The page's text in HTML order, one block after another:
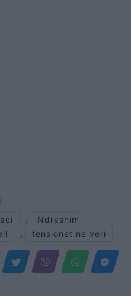
,
Ndryshim
, tensionet ne veri